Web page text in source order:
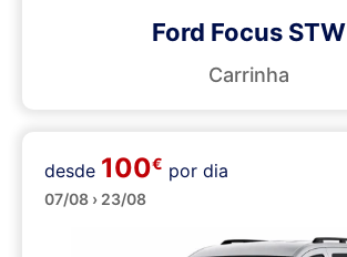
Ford Focus STW
Carrinha
Carrinhas
desde 100€ por dia
07/08 › 23/08